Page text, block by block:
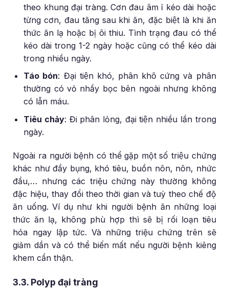
theo khung đại tràng. Cơn đau âm ỉ kéo dài hoặc
từng cơn, đau tăng sau khi ăn, đặc biệt là khi ăn
thức ăn lạ hoặc bị ôi thiu. Tình trạng đau có thể
kéo dài trong 1-2 ngày hoặc cũng có thể kéo dài
trong nhiều ngày.
Táo bón: Đại tiện khó, phân khô cứng và phân
thường có vỏ nhầy bọc bên ngoài nhưng không
có lẫn máu.
Tiêu chảy: Đi phân lỏng, đại tiện nhiều lần trong
ngày.
Ngoài ra người bệnh có thể gặp một số triệu chứng
khác như đầy bụng, khó tiêu, buồn nôn, nôn, nhức
đầu,… nhưng các triệu chứng này thường không
đặc hiệu, thay đổi theo thời gian và tuỳ theo chế độ
ăn uống. Ví dụ như khi người bệnh ăn những loại
thức ăn lạ, không phù hợp thì sẽ bị rối loạn tiêu
hóa ngay lập tức. Và những triệu chứng trên sẽ
giảm dần và có thể biến mất nếu người bệnh kiêng
khem cẩn thận.
3.3. Polyp đại tràng